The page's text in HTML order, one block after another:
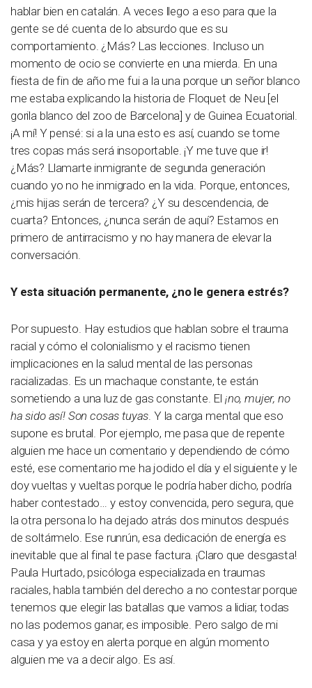
hablar bien en catalán. A veces llego a eso para que la
gente se dé cuenta de lo absurdo que es su
comportamiento. ¿Más? Las lecciones. Incluso un
momento de ocio se convierte en una mierda. En una
fiesta de fin de año me fui a la una porque un señor blanco
me estaba explicando la historia de Floquet de Neu [el
gorila blanco del zoo de Barcelona] y de Guinea Ecuatorial.
¡A mí! Y pensé: si a la una esto es así, cuando se tome
tres copas más será insoportable. ¡Y me tuve que ir!
¿Más? Llamarte inmigrante de segunda generación
cuando yo no he inmigrado en la vida. Porque, entonces,
¿mis hijas serán de tercera? ¿Y su descendencia, de
cuarta? Entonces, ¿nunca serán de aquí? Estamos en
primero de antirracismo y no hay manera de elevar la
conversación.
Y esta situación permanente, ¿no le genera estrés?
Por supuesto. Hay estudios que hablan sobre el trauma
racial y cómo el colonialismo y el racismo tienen
implicaciones en la salud mental de las personas
racializadas. Es un machaque constante, te están
sometiendo a una luz de gas constante. El ¡no, mujer, no
ha sido así! Son cosas tuyas . Y la carga mental que eso
supone es brutal. Por ejemplo, me pasa que de repente
alguien me hace un comentario y dependiendo de cómo
esté, ese comentario me ha jodido el día y el siguiente y le
doy vueltas y vueltas porque le podría haber dicho, podría
haber contestado… y estoy convencida, pero segura, que
la otra persona lo ha dejado atrás dos minutos después
de soltármelo. Ese runrún, esa dedicación de energía es
inevitable que al final te pase factura. ¡Claro que desgasta!
Paula Hurtado, psicóloga especializada en traumas
raciales, habla también del derecho a no contestar porque
tenemos que elegir las batallas que vamos a lidiar, todas
no las podemos ganar, es imposible. Pero salgo de mi
casa y ya estoy en alerta porque en algún momento
alguien me va a decir algo. Es así.